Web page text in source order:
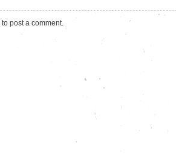
to post a comment.